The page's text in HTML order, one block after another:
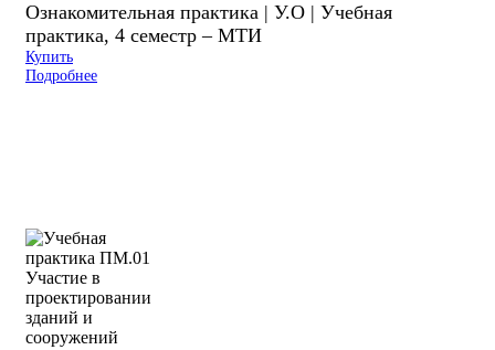
Ознакомительная практика | У.О | Учебная
практика, 4 семестр – МТИ
Купить
Подробнее